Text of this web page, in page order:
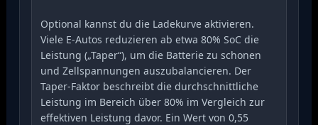
Optional kannst du die Ladekurve aktivieren.
Viele E-Autos reduzieren ab etwa 80% SoC die
Leistung („Taper“), um die Batterie zu schonen
und Zellspannungen auszubalancieren. Der
Taper-Faktor beschreibt die durchschnittliche
Leistung im Bereich über 80% im Vergleich zur
effektiven Leistung davor. Ein Wert von 0,55